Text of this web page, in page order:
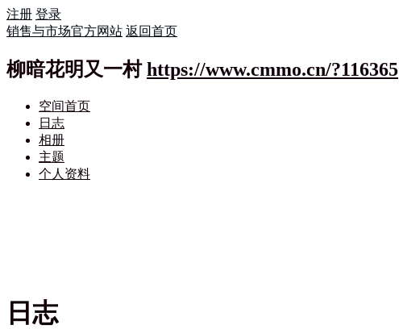
注册 登录
销售与市场官方网站 返回首页
柳暗花明又一村 https://www.cmmo.cn/?116365
空间首页
日志
相册
主题
个人资料
日志